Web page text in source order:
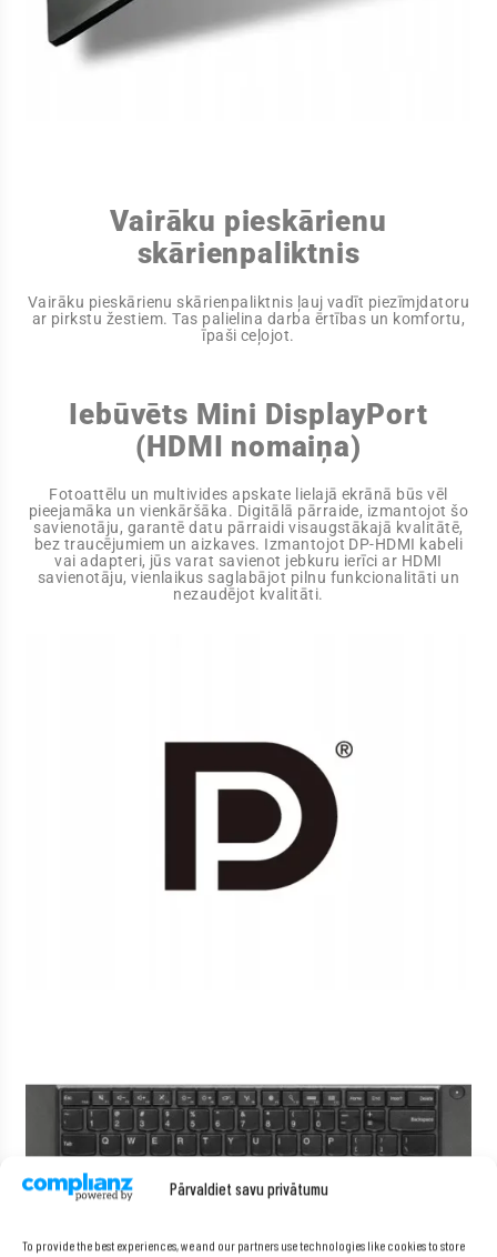
Pārvaldiet savu privātumu
To provide the best experiences, we and our partners use technologies like cookies to store
Vairāku pieskārienu
skārienpaliktnis
Vairāku pieskārienu skārienpaliktnis ļauj vadīt piezīmjdatoru
ar pirkstu žestiem. Tas palielina darba ērtības un komfortu,
īpaši ceļojot.
Iebūvēts Mini DisplayPort
(HDMI nomaiņa)
Fotoattēlu un multivides apskate lielajā ekrānā būs vēl
pieejamāka un vienkāršāka. Digitālā pārraide, izmantojot šo
savienotāju, garantē datu pārraidi visaugstākajā kvalitātē,
bez traucējumiem un aizkaves. Izmantojot DP-HDMI kabeli
vai adapteri, jūs varat savienot jebkuru ierīci ar HDMI
savienotāju, vienlaikus saglabājot pilnu funkcionalitāti un
nezaudējot kvalitāti.